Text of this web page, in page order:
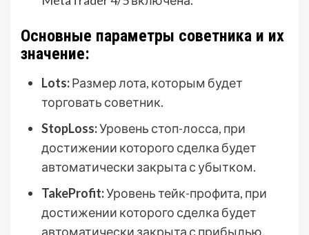
Основные параметры советника и их
значение:
Lots:Размер лота, которым будет
торговать советник.
StopLoss:Уровень стоп-лосса, при
достижении которого сделка будет
автоматически закрыта с убытком.
TakeProfit:Уровень тейк-профита, при
достижении которого сделка будет
автоматически закрыта с прибылью.